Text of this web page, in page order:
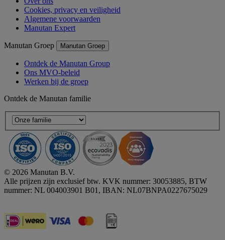
Cookies, privacy en veiligheid
Algemene voorwaarden
Manutan Expert
Manutan Groep Manutan Groep
Ontdek de Manutan Group
Ons MVO-beleid
Werken bij de groep
Ontdek de Manutan familie
© 2026 Manutan B.V.
Alle prijzen zijn exclusief btw. KVK nummer: 30053885, BTW
nummer: NL 004003901 B01, IBAN: NL07BNPA0227675029